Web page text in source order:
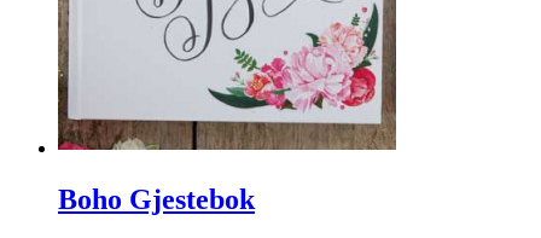
Boho Gjestebok